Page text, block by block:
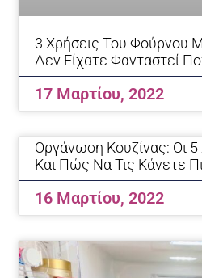
3 Χρήσεις Του Φούρνου
Δεν Είχατε Φανταστεί
17 Μαρτίου, 2022
Οργάνωση Κουζίνας: Οι
Και Πώς Να Τις Κάνετε
16 Μαρτίου, 2022